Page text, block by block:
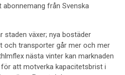
från Svenska
staden växer; nya bostäder
och transporter går mer och mer
nästa vinter kan marknaden
att motverka kapacitetsbrist i